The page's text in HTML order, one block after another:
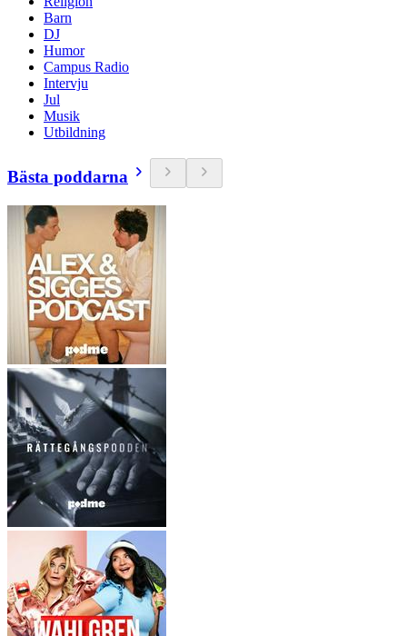
Barn
DJ
Humor
Campus Radio
Intervju
Jul
Musik
Utbildning
Bästa poddarna